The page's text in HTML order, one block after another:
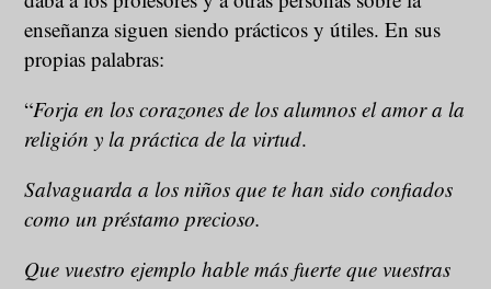
enseñanza siguen siendo prácticos y útiles. En sus
propias palabras:
“Forja en los corazones de los alumnos el amor a la
religión y la práctica de la virtud.
Salvaguarda a los niños que te han sido confiados
como un préstamo precioso.
Que vuestro ejemplo hable más fuerte que vuestras